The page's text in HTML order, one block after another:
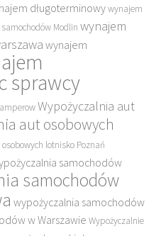
długoterminowywynajem
Modlin wynajem
wynajem
sprawcy
Wypożyczalnia aut
aut osobowych
lotnisko Poznań
samochodów
samochodów
wypożyczalnia samochodów
w Warszawie Wypożyczalnie